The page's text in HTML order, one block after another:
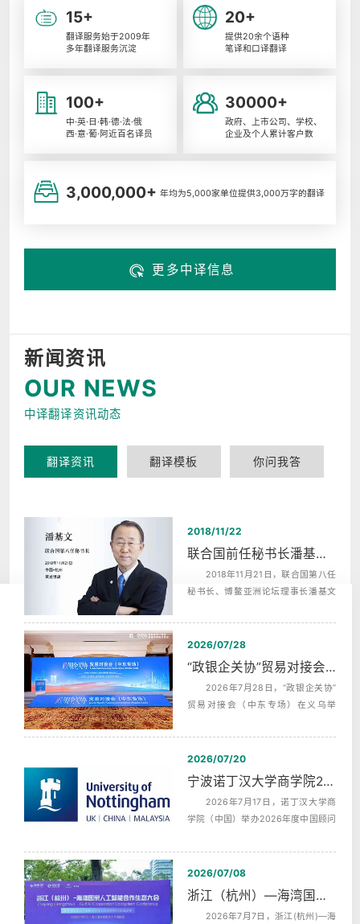
15+
翻译服务始于2009年
多年翻译服务沉淀
20+
提供20余个语种
笔译和口译翻译
100+
中·英·日·韩·德·法·俄
西·意·葡·阿近百名译员
30000+
政府、上市公司、学校、
企业及个人累计客户数
3,000,000+ 年均为5,000家单位提供3,000万字的翻译
更多中译信息
新闻资讯
OUR NEWS
中译翻译资讯动态
翻译资讯 翻译模板 你问我答
2018/11/22
联合国前任秘书长潘基文西湖和平之夜同声传译翻译
2018年11月21日，联合国第八任
秘书长、博鳌亚洲论坛理事长潘基文
夫...
2026/07/28
“政银企关协”贸易对接会（中东专场）中英文同声传译翻译
2026年7月28日，“政银企关协”
贸易对接会（中东专场）在义乌举
动提供...
2026/07/20
宁波诺丁汉大学商学院2026年度中国顾问委员会第二次会议同声传译
2026年7月17日，诺丁汉大学商
学院（中国）举办2026年度中国顾问
为上午...
2026/07/08
浙江（杭州）—海湾国家人工智能合作生态发布会AI机器英语同传
2026年7月7日，浙江(杭州)—海